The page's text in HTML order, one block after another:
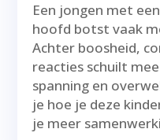
Een jongen met
hoofd botst vaak
Achter boosheid,
reacties schuilt
spanning en
je hoe je deze
je meer